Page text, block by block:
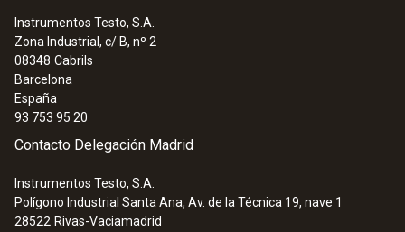
Instrumentos Testo, S.A.
Zona Industrial, c/ B, nº 2
08348 Cabrils
Barcelona
España
93 753 95 20
Contacto Delegación Madrid
Instrumentos Testo, S.A.
Polígono Industrial Santa Ana, Av. de la Técnica 19, nave 1
28522 Rivas-Vaciamadrid